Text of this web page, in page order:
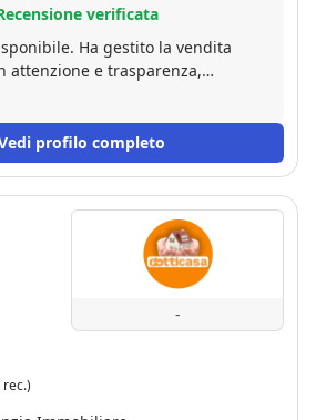
verificata
Ha gestito la vendita
attenzione e trasparenza,
in ogni fase. Lo consiglio a chi
profilo completo
-
rec.)